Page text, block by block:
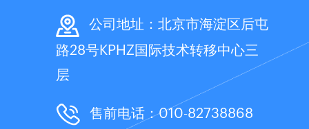
公司地址：北京市海淀区后屯
路28号KPHZ国际技术转移中心三
层
售前电话：010-82738868